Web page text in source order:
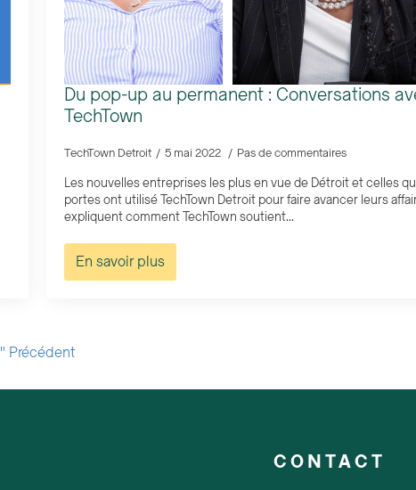
Du pop-up au permanent : Conversations
TechTown
TechTown Detroit 5 mai 2022 Pas de commentaires
Les nouvelles entreprises les plus en vue de Détroit et celles
portes ont utilisé TechTown Detroit pour faire avancer leurs
expliquent comment TechTown soutient...
En savoir plus
" Précédent
CONTACT